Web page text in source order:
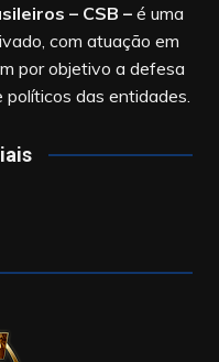
– CSB –é uma
com atuação em
por objetivo a defesa
das entidades.